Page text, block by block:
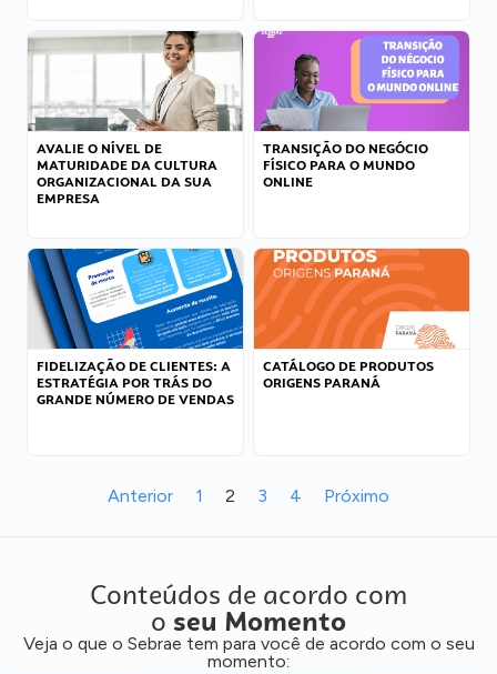
AVALIE O NÍVEL DE
MATURIDADE DA CULTURA
ORGANIZACIONAL DA SUA
EMPRESA
TRANSIÇÃO DO NEGÓCIO
FÍSICO PARA O MUNDO
ONLINE
FIDELIZAÇÃO DE CLIENTES: A
ESTRATÉGIA POR TRÁS DO
GRANDE NÚMERO DE VENDAS
CATÁLOGO DE PRODUTOS
ORIGENS PARANÁ
Anterior 1 2 3 4 Próximo
Conteúdos de acordo com
o seu Momento
Veja o que o Sebrae tem para você de acordo com o seu
momento: